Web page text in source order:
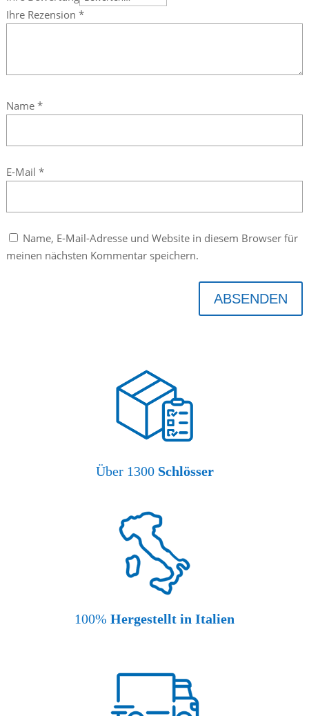
Ihre Rezension *
Name *
E-Mail *
Name, E-Mail-Adresse und Website in diesem Browser für
meinen nächsten Kommentar speichern.
ABSENDEN
Über 1300 Schlösser
100% Hergestellt in Italien